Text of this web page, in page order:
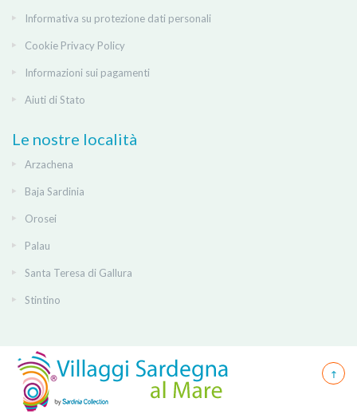
Informativa su protezione dati personali
Cookie Privacy Policy
Informazioni sui pagamenti
Aiuti di Stato
Le nostre località
Arzachena
Baja Sardinia
Orosei
Palau
Santa Teresa di Gallura
Stintino